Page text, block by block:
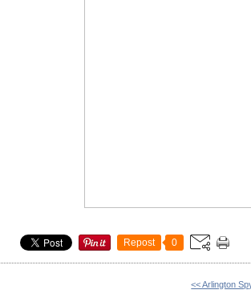
Repost 0
<< Arlington